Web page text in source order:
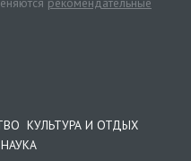
КУЛЬТУРА И ОТДЫХ
НАУКА